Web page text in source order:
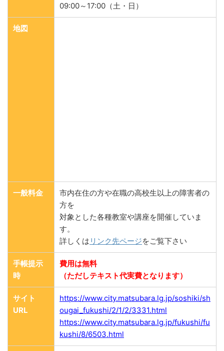
09:00～17:00（土・日）
地図
一般料金
市内在住の方や在職の高校生以上の障害者の
方を
対象とした各種教室や講座を開催していま
す。
詳しくは リンク先ページをご覧下さい
手帳提示
時
費用は無料
（ただしテキスト代実費となります）
サイト
URL
https://www.city.matsubara.lg.jp/soshiki/sh
ougai_fukushi/2/1/2/3331.html
https://www.city.matsubara.lg.jp/fukushi/fu
kushi/8/6503.html